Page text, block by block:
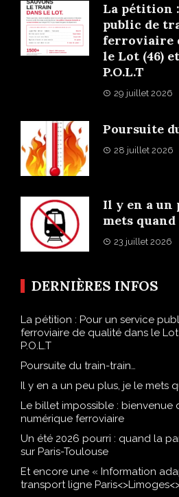
La pétition
public de
ferroviaire
le Lot (46)
P.O.L.T
29 juillet 2026
Poursuite
28 juillet 2026
Il y en a un
mets quand
23 juillet 2026
DERNIÈRES INFOS
La pétition : Pour un service
ferroviaire de qualité dans le
P.O.L.T
Poursuite du train-train…
Il y en a un peu plus, je le mets
Le billet impossible : bienvenue
numérique ferroviaire
Un été 2026 pourri : quand la
sur Paris-Toulouse
Et encore une « Information
transport ligne